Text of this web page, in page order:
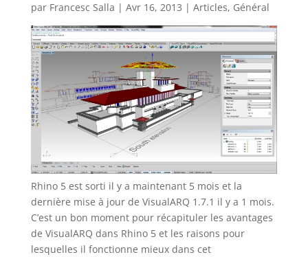
par Francesc Salla | Avr 16, 2013 | Articles, Général
Rhino 5 est sorti il y a maintenant 5 mois et la
dernière mise à jour de VisualARQ 1.7.1 il y a 1 mois.
C’est un bon moment pour récapituler les avantages
de VisualARQ dans Rhino 5 et les raisons pour
lesquelles il fonctionne mieux dans cet